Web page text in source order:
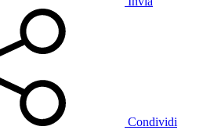
Condividi